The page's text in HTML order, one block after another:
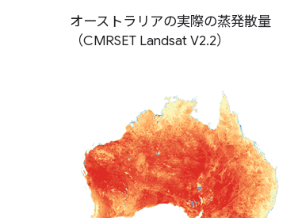
オーストラリアの実際の蒸発散量
（CMRSET Landsat V2.2）